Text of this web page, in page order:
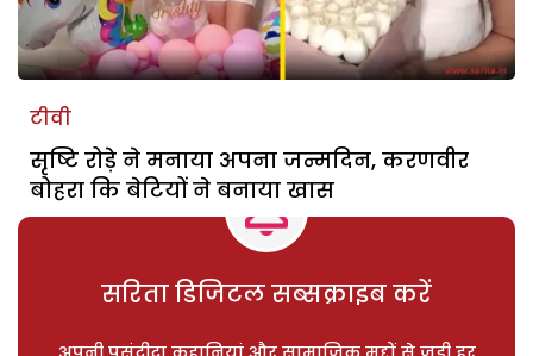
टीवी
सृष्टि रोड़े ने मनाया अपना जन्मदिन, करणवीर
बोहरा कि बेटियों ने बनाया खास
सरिता डिजिटल सब्सक्राइब करें